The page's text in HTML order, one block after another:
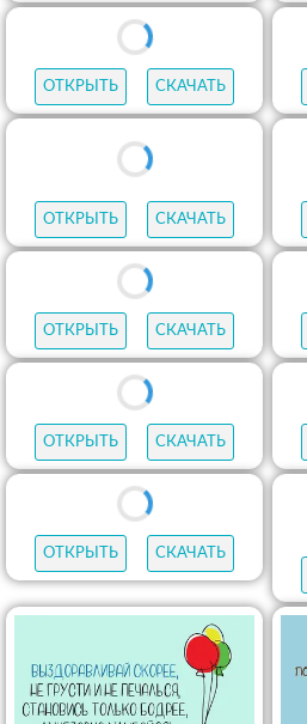
ОТКРЫТЬ
ОТКРЫТЬ СКАЧАТЬ
ОТКРЫТЬ СКАЧАТЬ